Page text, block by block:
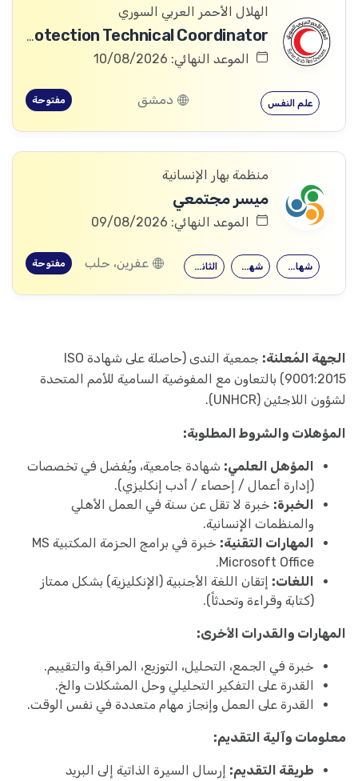
الهلال الأحمر العربي السوري
Community Services and Protection Technical Coordinator
الموعد النهائي: 10/08/2026
علم النفس دمشق مفتوحة
منظمة بهار الإنسانية
ميسر مجتمعي
الموعد النهائي: 09/08/2026
الثانوية العامة شهادة معهد شهادة جامعية عفرين، حلب مفتوحة
الجهة المُعلنة:
جمعية الندى (حاصلة على شهادة ISO
9001:2015) بالتعاون مع المفوضية السامية للأمم المتحدة
لشؤون اللاجئين (UNHCR).
المؤهلات والشروط المطلوبة:
المؤهل العلمي: شهادة جامعية، ويُفضل في تخصصات
(إدارة أعمال / إحصاء / أدب إنكليزي).
الخبرة: خبرة لا تقل عن سنة في العمل الأهلي
والمنظمات الإنسانية.
المهارات التقنية:
خبرة في برامج الحزمة المكتبية MS
Microsoft Office.
اللغات: إتقان اللغة الأجنبية (الإنكليزية) بشكل ممتاز
(كتابة وقراءة وتحدثاً).
المهارات والقدرات الأخرى:
خبرة في الجمع، التحليل، التوزيع، المراقبة والتقييم.
القدرة على التفكير التحليلي وحل المشكلات والخ.
القدرة على العمل وإنجاز مهام متعددة في نفس الوقت.
معلومات وآلية التقديم:
طريقة التقديم: إرسال السيرة الذاتية إلى البريد